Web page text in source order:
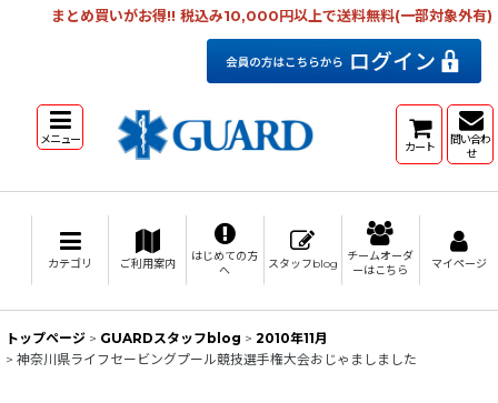
まとめ買いがお得!! 税込み10,000円以上で送料無料(一部対象外有)
メニュー カート
問い合わ
せ
カテゴリ ご利用案内
はじめての方
へ
スタッフblog
チームオーダ
ーはこちら
マイページ
トップページ > GUARDスタッフblog > 2010年11月
> 神奈川県ライフセービングプール競技選手権大会おじゃましました